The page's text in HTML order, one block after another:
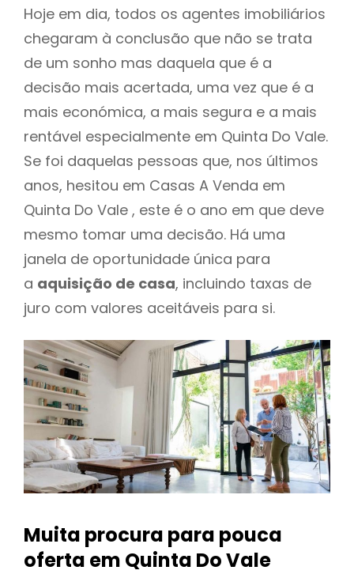
Hoje em dia, todos os agentes imobiliários
chegaram à conclusão que não se trata
de um sonho mas daquela que é a
decisão mais acertada, uma vez que é a
mais económica, a mais segura e a mais
rentável especialmente em Quinta Do Vale.
Se foi daquelas pessoas que, nos últimos
anos, hesitou em Casas A Venda em
Quinta Do Vale , este é o ano em que deve
mesmo tomar uma decisão. Há uma
janela de oportunidade única para
a aquisição de casa, incluindo taxas de
juro com valores aceitáveis para si.
Muita procura para pouca
oferta em Quinta Do Vale